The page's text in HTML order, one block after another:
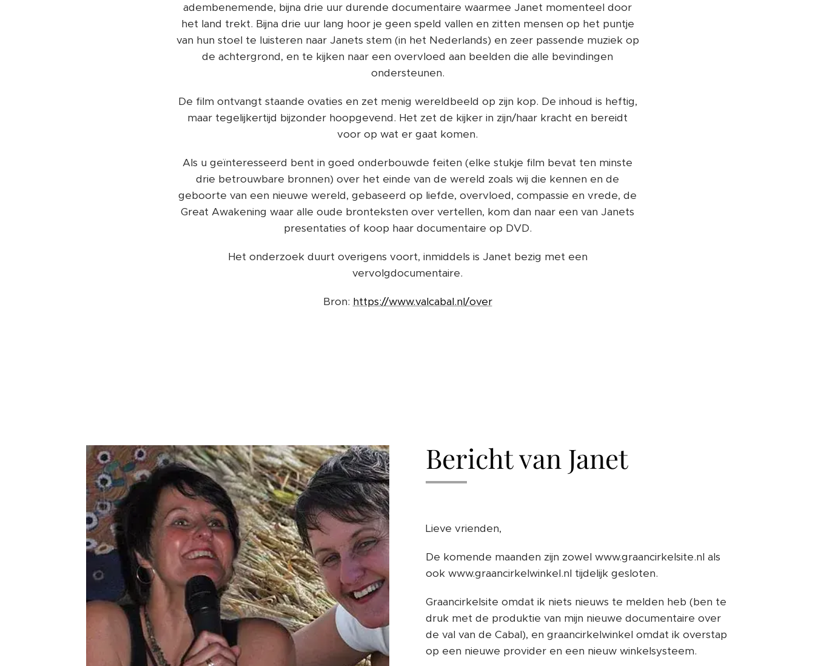
adembenemende, bijna drie uur durende documentaire waarmee Janet momenteel door
het land trekt. Bijna drie uur lang hoor je geen speld vallen en zitten mensen op het puntje
van hun stoel te luisteren naar Janets stem (in het Nederlands) en zeer passende muziek op
de achtergrond, en te kijken naar een overvloed aan beelden die alle bevindingen
ondersteunen.
​De film ontvangt staande ovaties en zet menig wereldbeeld op zijn kop. De inhoud is heftig,
maar tegelijkertijd bijzonder hoopgevend. Het zet de kijker in zijn/haar kracht en bereidt
voor op wat er gaat komen.
​Als u geïnteresseerd bent in goed onderbouwde feiten (elke stukje film bevat ten minste
drie betrouwbare bronnen) over het einde van de wereld zoals wij die kennen en de
geboorte van een nieuwe wereld, gebaseerd op liefde, overvloed, compassie en vrede, de
Great Awakening waar alle oude bronteksten over vertellen, kom dan naar een van Janets
presentaties of koop haar documentaire op DVD.
​Het onderzoek duurt overigens voort, inmiddels is Janet bezig met een
vervolgdocumentaire.
Bron: https://www.valcabal.nl/over
Bericht van Janet
Lieve vrienden,
De komende maanden zijn zowel www.graancirkelsite.nl als
ook www.graancirkelwinkel.nl tijdelijk gesloten.
Graancirkelsite omdat ik niets nieuws te melden heb (ben te
druk met de produktie van mijn nieuwe documentaire over
de val van de Cabal), en graancirkelwinkel omdat ik overstap
op een nieuwe provider en een nieuw winkelsysteem.